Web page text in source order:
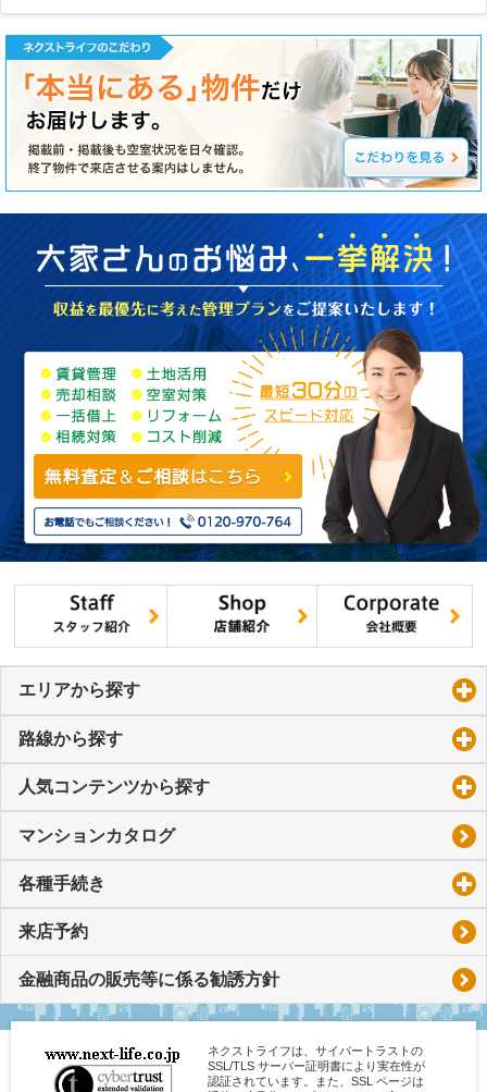
エリアから探す
路線から探す
人気コンテンツから探す
マンションカタログ
各種手続き
来店予約
金融商品の販売等に係る勧誘方針
ネクストライフは、サイバートラストの
SSL/TLS サーバー証明書により実在性が
認証されています。また、SSL ページは